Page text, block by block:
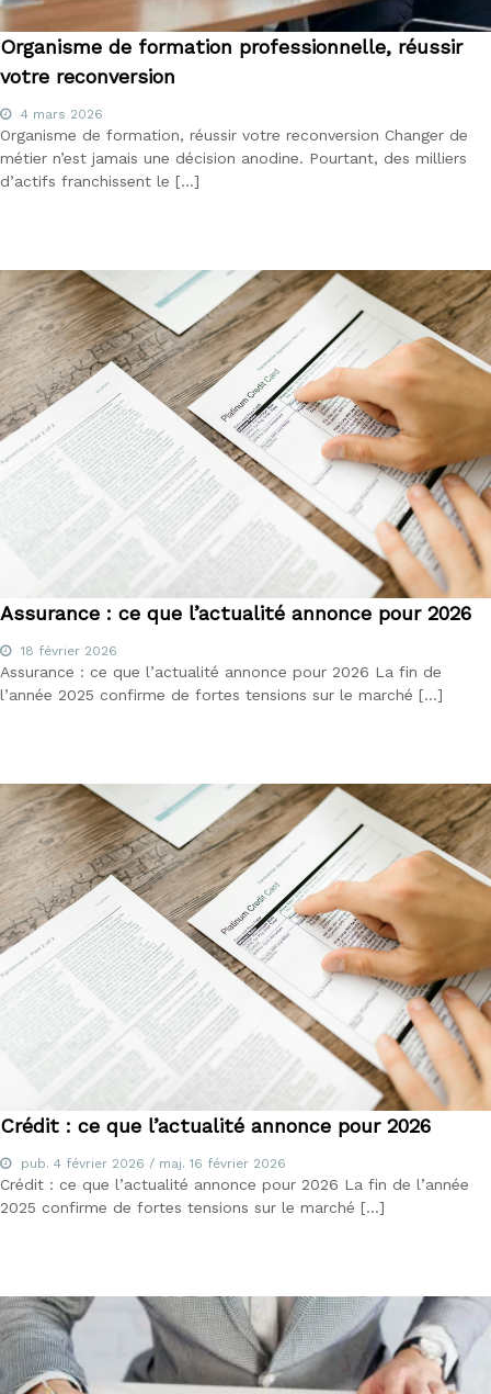
Organisme de formation professionnelle, réussir
votre reconversion
4 mars 2026
Organisme de formation, réussir votre reconversion Changer de
métier n’est jamais une décision anodine. Pourtant, des milliers
d’actifs franchissent le […]
Assurance : ce que l’actualité annonce pour 2026
18 février 2026
Assurance : ce que l’actualité annonce pour 2026 La fin de
l’année 2025 confirme de fortes tensions sur le marché […]
Crédit : ce que l’actualité annonce pour 2026
pub. 4 février 2026 / maj. 16 février 2026
Crédit : ce que l’actualité annonce pour 2026 La fin de l’année
2025 confirme de fortes tensions sur le marché […]